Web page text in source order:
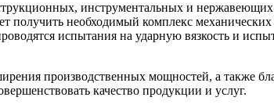
инструментальных и
получить необходимый комплекс
испытания на ударную вязкость и
производственных мощностей, а также
качество продукции и услуг.